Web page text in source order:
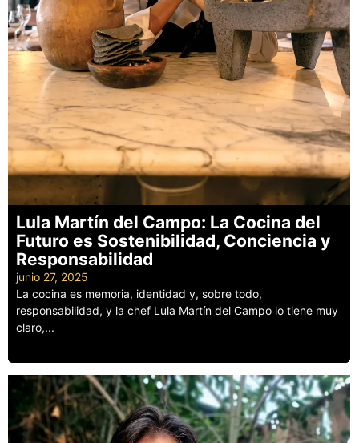
Lula Martín del Campo: La Cocina del
Futuro es Sostenibilidad, Conciencia y
Responsabilidad
junio 27, 2025
La cocina es memoria, identidad y, sobre todo,
responsabilidad, y la chef Lula Martín del Campo lo tiene muy
claro,...